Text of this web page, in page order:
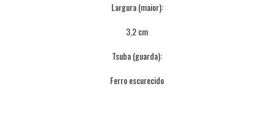
Largura (maior):
3,2 cm
Tsuba (guarda):
Ferro escurecido